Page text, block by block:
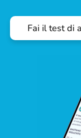
Fai il test di